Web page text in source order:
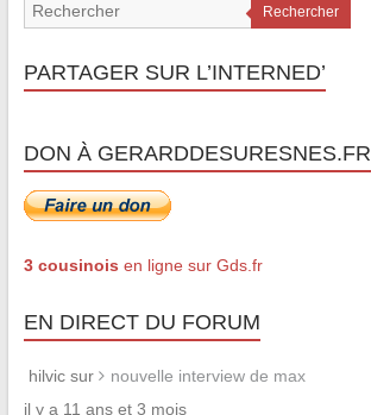
Rechercher
PARTAGER SUR L’INTERNED’
DON À GERARDDESURESNES.FR
3 cousinois en ligne sur Gds.fr
EN DIRECT DU FORUM
hilvic sur
nouvelle interview de max
il y a 11 ans et 3 mois